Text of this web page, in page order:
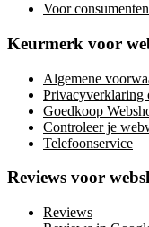
Voor consumenten
Keurmerk voor
Algemene
Privacyverklaring
Goedkoop
Controleer je
Telefoonservice
Reviews voor
Reviews